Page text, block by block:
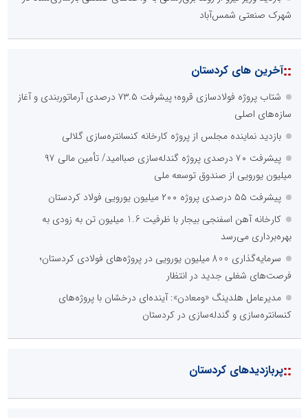
شهرک صنعتی شمس‌آباد
::آخرین های کردستان
شتاب پروژه فولادسازی قروه؛ پیشرفت ۷۳.۵ درصدی آرماتوربندی و آغاز
سازه‌های اصلی
بازدید نماینده مجلس از پروژه کارخانه کنسانتره‌سازی گلالی
پیشرفت ۷۰ درصدی پروژه گندله‌سازی صباامید/ تأمین مالی ۹۷
میلیون یورویی از صندوق توسعه ملی
پیشرفت ۵۵ درصدی پروژه ۲۰۰ میلیون یورویی فولاد کردستان
کارخانه آهن اسفنجی بیجار با ظرفیت 1.6 میلیون تن به زودی به
بهره‌برداری می‌رسد
سرمایه‌گذاری 800 میلیون یورویی در پروژه‌های فولادی کردستان؛
فرصت‌های شغلی جدید در انتظار
مدیرعامل هلدینگ «ومعادن»: آینده‌ای درخشان با پروژه‌های
کنسانتره‌سازی و گندله‌سازی در کردستان
::پربازدیدهای کردستان